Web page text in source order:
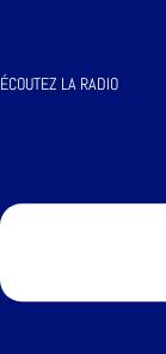
ÉCOUTEZ LA RADIO